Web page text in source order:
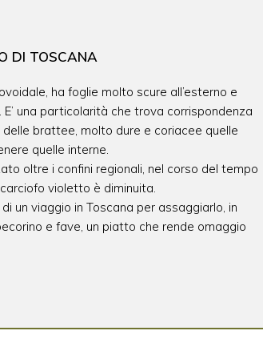
DI TOSCANA
ha foglie molto scure all’esterno e
E’ una particolarità che trova corrispondenza
brattee, molto dure e coriacee quelle
quelle interne.
oltre i confini regionali, nel corso del tempo
violetto è diminuita.
un viaggio in Toscana per assaggiarlo, in
e fave, un piatto che rende omaggio